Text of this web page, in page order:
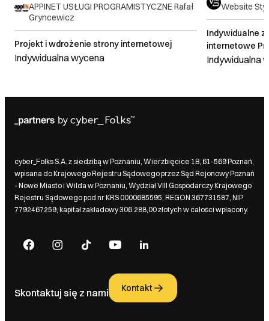
APPINET USŁUGI PROGRAMISTYCZNE Rafał
Gryncewicz
Projekt i wdrożenie strony internetowej
Indywidualna wycena
Website
Indywidualne
internetowe
Indywidualna
cyber_Folks S.A. z siedzibą w Poznaniu, Wierzbięcice 1B, 61-569 Poznań,
wpisana do Krajowego Rejestru Sądowego przez Sąd Rejonowy Poznań
- Nowe Miasto i Wilda w Poznaniu, Wydział VIII Gospodarczy Krajowego
Rejestru Sądowego pod nr KRS 0000685595, REGON 367731587, NIP
7792467259, kapitał zakładowy 306.288,00 złotych w całości wpłacony.
Skontaktuj się z nami Kontakt